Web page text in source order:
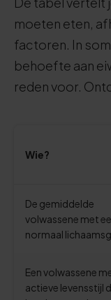
moeten eten,
factoren. In
behoefte aan
reden voor.
Wie?
De gemiddelde
volwassene met
normaal
Een volwassene
actieve levensstijl